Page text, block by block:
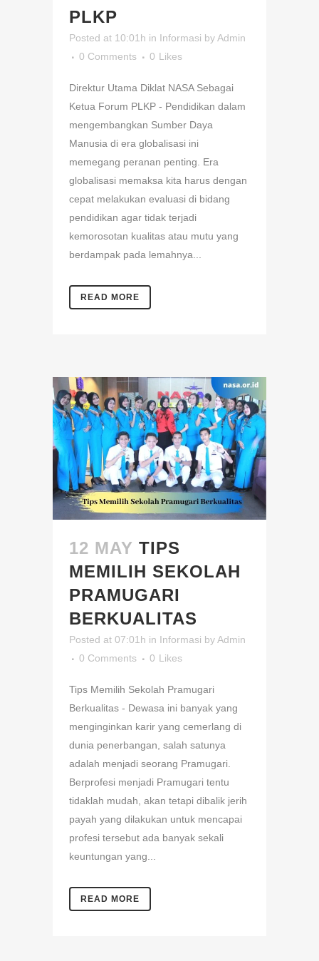
PLKP
Posted at 10:01h in Informasi byAdmin
0 Comments
0 Likes
Direktur Utama Diklat NASA Sebagai
Ketua Forum PLKP - Pendidikan dalam
mengembangkan Sumber Daya
Manusia di era globalisasi ini
memegang peranan penting. Era
globalisasi memaksa kita harus dengan
cepat melakukan evaluasi di bidang
pendidikan agar tidak terjadi
kemorosotan kualitas atau mutu yang
berdampak pada lemahnya...
READ MORE
12 MAY TIPS
MEMILIH SEKOLAH
PRAMUGARI
BERKUALITAS
Posted at 07:01h in Informasi byAdmin
0 Comments
0 Likes
Tips Memilih Sekolah Pramugari
Berkualitas - Dewasa ini banyak yang
menginginkan karir yang cemerlang di
dunia penerbangan, salah satunya
adalah menjadi seorang Pramugari.
Berprofesi menjadi Pramugari tentu
tidaklah mudah, akan tetapi dibalik jerih
payah yang dilakukan untuk mencapai
profesi tersebut ada banyak sekali
keuntungan yang...
READ MORE